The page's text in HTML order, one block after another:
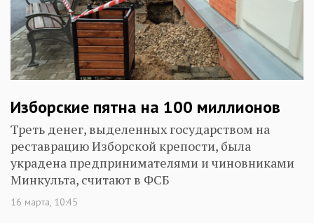
Изборские пятна на 100 миллионов
Треть денег, выделенных государством на
реставрацию Изборской крепости, была
украдена предпринимателями и чиновниками
Минкульта, считают в ФСБ
16 марта, 10:45